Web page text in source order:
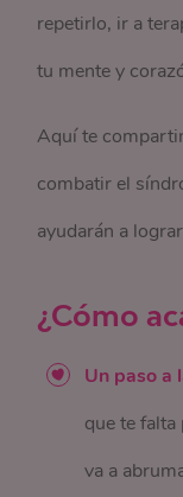
repetirlo, ir a
tu mente y
Aquí te
combatir el
ayudarán a
¿Cómo
Un paso a
que te
va a